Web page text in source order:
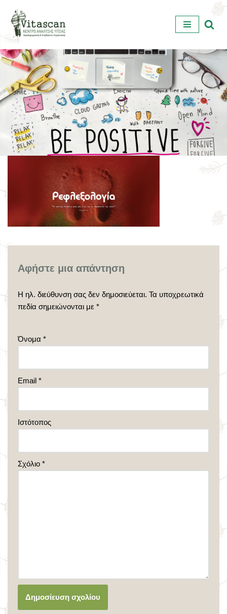
Μεταπηδήστε
στο
περιεχόμενο
Αφήστε μια απάντηση
Η ηλ. διεύθυνση σας δεν δημοσιεύεται. Τα υποχρεωτικά
πεδία σημειώνονται με *
Όνομα *
Email *
Ιστότοπος
Σχόλιο *